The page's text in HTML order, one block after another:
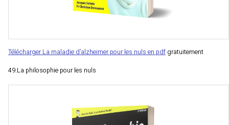
Télécharger La maladie d’alzheimer pour les nuls en pdf gratuitement
49.La philosophie pour les nuls